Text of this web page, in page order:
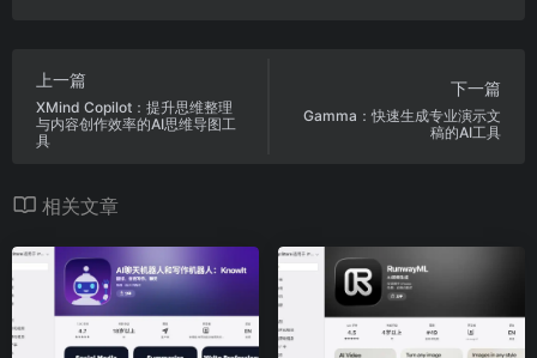
上一篇
XMind Copilot：提升思维整理
与内容创作效率的AI思维导图工
具
下一篇
Gamma：快速生成专业演示文
稿的AI工具
相关文章